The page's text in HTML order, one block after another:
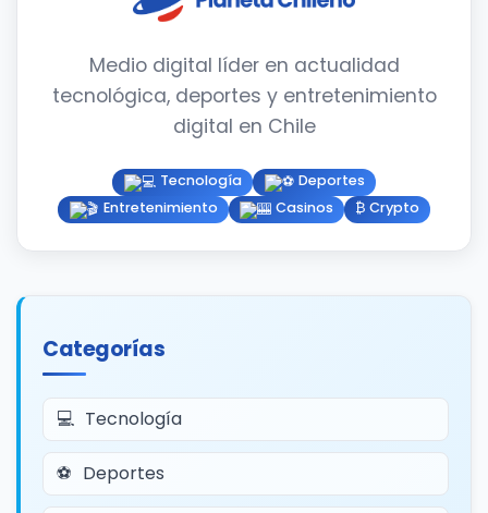
Medio digital líder en actualidad
tecnológica, deportes y entretenimiento
digital en Chile
Tecnología
Deportes
Entretenimiento
Casinos ₿ Crypto
Categorías
Tecnología
Deportes